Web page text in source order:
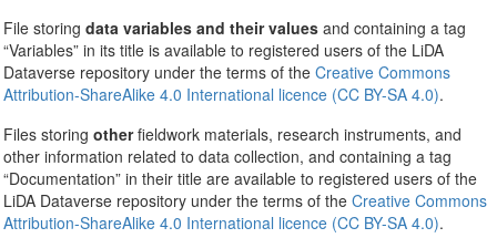
File storing data variables and their valuesand containing a tag
“Variables” in its title is available to registered users of the LiDA
Dataverse repository under the terms of the Creative Commons
Attribution-ShareAlike 4.0 International licence (CC BY-SA 4.0).
Files storing otherfieldwork materials, research instruments, and
other information related to data collection, and containing a tag
“Documentation” in their title are available to registered users of the
LiDA Dataverse repository under the terms of the Creative Commons
Attribution-ShareAlike 4.0 International licence (CC BY-SA 4.0).